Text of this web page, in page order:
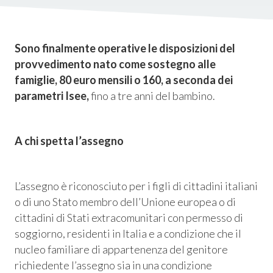
Sono finalmente operative le disposizioni del
provvedimento nato come sostegno alle
famiglie,80 euro mensili o 160, a seconda dei
parametri Isee,fino a tre anni del bambino.
A chi spetta l’assegno
L’assegno è riconosciuto per i figli di cittadini italiani
o di uno Stato membro dell’Unione europea o di
cittadini di Stati extracomunitari con permesso di
soggiorno, residenti in Italia e a condizione che il
nucleo familiare di appartenenza del genitore
richiedente l’assegno sia in una condizione